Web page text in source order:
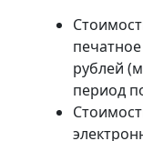
рублей
период